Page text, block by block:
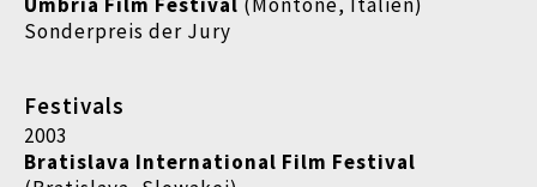
Sonderpreis der Jury
Festivals
2003
Bratislava International Film Festival